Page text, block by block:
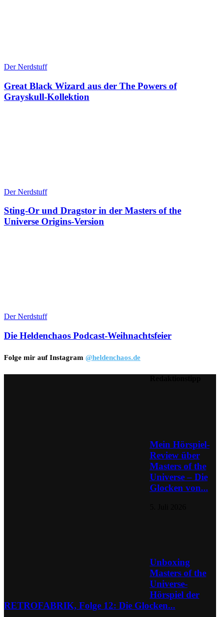
Der Nerdstuff
Great Black Wizard aus der The Powers of
Grayskull-Kollektion
Der Nerdstuff
Sting-Or und Dragstor in der Masters of the
Universe Origins-Version
Der Nerdstuff
Die Heldenchaos Podcast-Weihnachtsfeier
Folge mir auf Instagram @heldenchaos.de
Mein Hörspiel-
Review über
Masters of the
Universe – Die
Glocken von...
Unboxing
Masters of the
Universe-
Hörspiel der
RETROFABRIK, Folge 12: Die Glocken...